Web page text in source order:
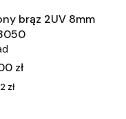
brąz 2UV 8mm
zł
zł